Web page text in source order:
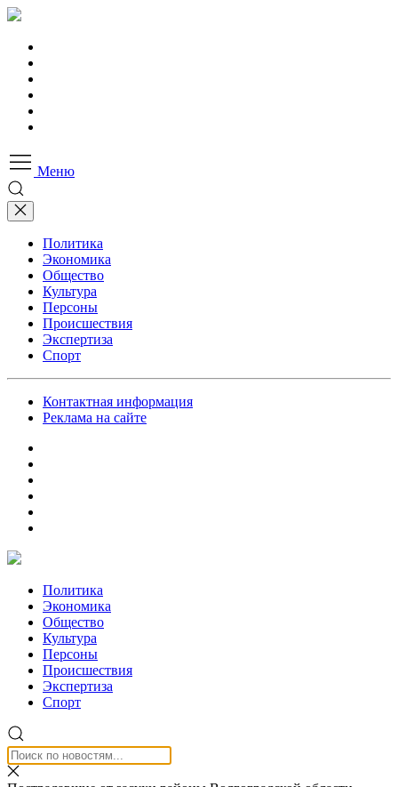
Меню
Политика
Экономика
Общество
Культура
Персоны
Происшествия
Экспертиза
Спорт
Контактная информация
Реклама на сайте
Политика
Экономика
Общество
Культура
Персоны
Происшествия
Экспертиза
Спорт